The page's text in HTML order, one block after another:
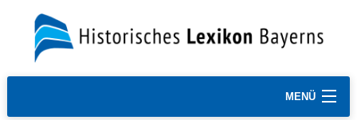
MENÜ